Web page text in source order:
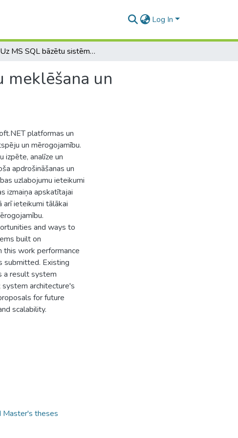
Log In
Uz MS SQL bāzētu sistēmu veiktspējas problēmu meklēšana un risināšana
meklēšana un
platformas un
un mērogojamību.
izpēte, analīze un
apdrošināšanas un
uzlabojumu ieteikumi
izmaiņa apskatītajai
ieteikumi tālākai
and ways to
built on
this work performance
submitted. Existing
a result system
architecture's
for future
scalability.
Master's theses